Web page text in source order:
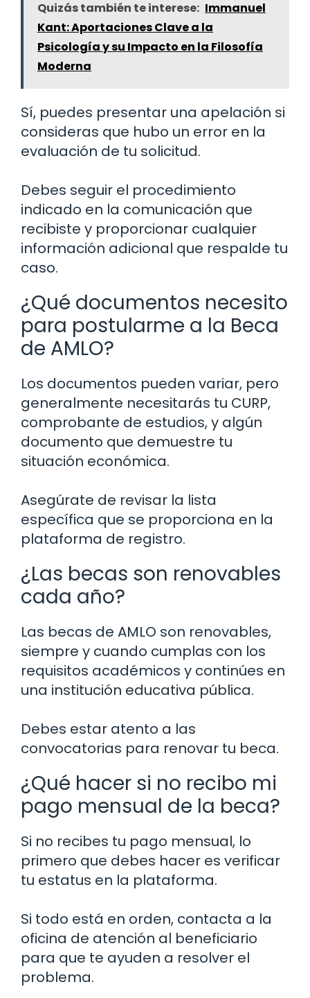
Quizás también te interese: Immanuel
Kant: Aportaciones Clave a la
Psicología y su Impacto en la Filosofía
Moderna
Sí, puedes presentar una apelación si
consideras que hubo un error en la
evaluación de tu solicitud.
Debes seguir el procedimiento
indicado en la comunicación que
recibiste y proporcionar cualquier
información adicional que respalde tu
caso.
¿Qué documentos necesito
para postularme a la Beca
de AMLO?
Los documentos pueden variar, pero
generalmente necesitarás tu CURP,
comprobante de estudios, y algún
documento que demuestre tu
situación económica.
Asegúrate de revisar la lista
específica que se proporciona en la
plataforma de registro.
¿Las becas son renovables
cada año?
Las becas de AMLO son renovables,
siempre y cuando cumplas con los
requisitos académicos y continúes en
una institución educativa pública.
Debes estar atento a las
convocatorias para renovar tu beca.
¿Qué hacer si no recibo mi
pago mensual de la beca?
Si no recibes tu pago mensual, lo
primero que debes hacer es verificar
tu estatus en la plataforma.
Si todo está en orden, contacta a la
oficina de atención al beneficiario
para que te ayuden a resolver el
problema.